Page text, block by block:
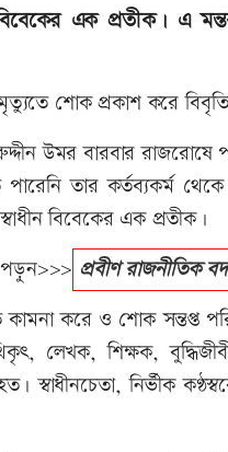
এক প্রতীক। এ
শোক প্রকাশ করে
উমর বারবার রাজরোষে
তার কর্তব্যকর্ম
বিবেকের এক প্রতীক।
প্রবীণ রাজনীতিক
করে ও শোক সন্তপ্ত
লেখক, শিক্ষক,
স্বাধীনচেতা, নির্ভীক